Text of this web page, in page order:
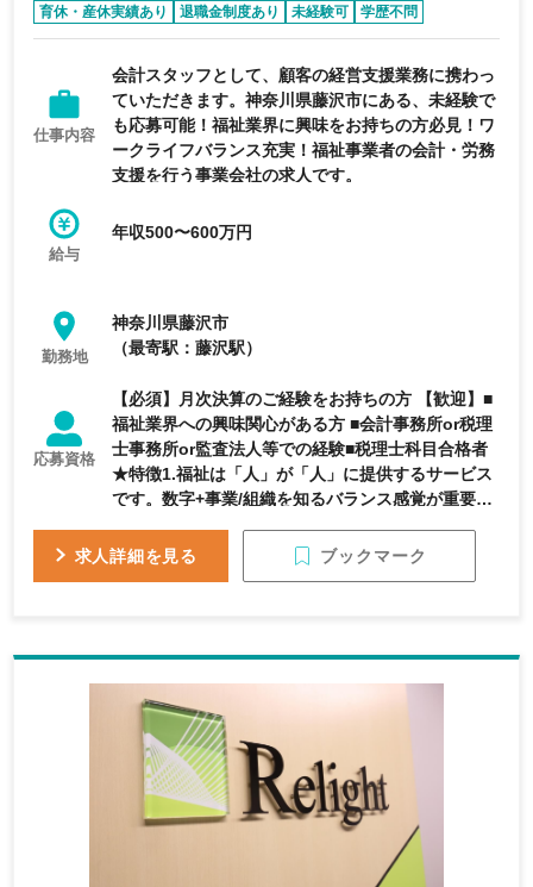
育休・産休実績あり 退職金制度あり 未経験可
学歴不問
経験者優遇
仕事内容
会計スタッフとして、顧客の経営支援業務に携わっ
ていただきます。神奈川県藤沢市にある、未経験で
も応募可能！福祉業界に興味をお持ちの方必見！ワ
ークライフバランス充実！福祉事業者の会計・労務
支援を行う事業会社の求人です。
給与
年収500〜600万円
勤務地
神奈川県藤沢市
（最寄駅：藤沢駅）
応募資格
【必須】月次決算のご経験をお持ちの方 【歓迎】■
福祉業界への興味関心がある方 ■会計事務所or税理
士事務所or監査法人等での経験■税理士科目合格者
★特徴1.福祉は「人」が「人」に提供するサービス
です。数字+事業/組織を知るバランス感覚が重要で
として経営に携わる機会もあり幅広い知見をもとに
求人詳細を見る ブックマーク